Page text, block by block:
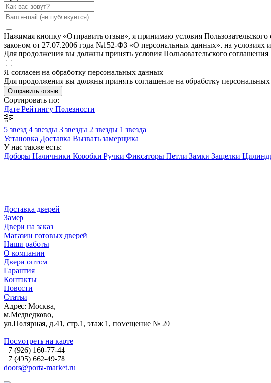
Нажимая кнопку «Отправить отзыв», я принимаю условия
законом от 27.07.2006 года №152-ФЗ «О персональных данных», на условиях
Для продолжения вы должны принять условия Пользовательского соглашения
Я согласен на обработку персональных данных
Для продолжения вы должны принять соглашение на обработку
Отправить отзыв
Сортировать по:
Дате Рейтингу Полезности
5 звезд 4 звезды 3 звезды 2 звезды 1 звезда
Установка Доставка Вызвать замерщика
У нас также есть:
Доборы Наличники Коробки Ручки Фиксаторы Петли Замки Защелки
Доставка дверей
Замер
Двери на заказ
Магазин готовых дверей
Наши работы
О компании
Двери оптом
Гарантия
Контакты
Новости
Статьи
Адрес: Москва,
м.Медведково,
ул.Полярная, д.41, стр.1, этаж 1, помещение № 20
Посмотреть на карте
+7 (926) 160-77-44
+7 (495) 662-49-78
doors@porta-market.ru